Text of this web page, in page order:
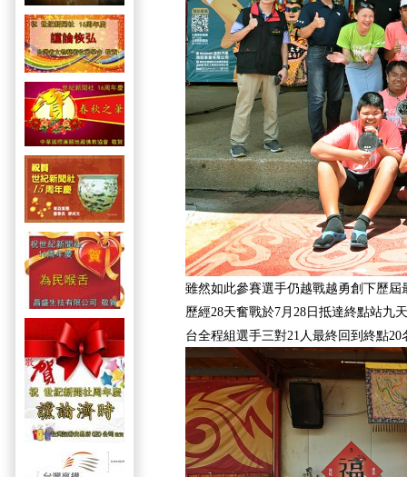
雖然如此參賽選手仍越戰越勇創下歷
歷經28天奮戰於7月28日抵達終點站九
台全程組選手三對21人最終回到終點20